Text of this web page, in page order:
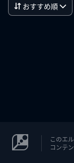
おすすめ順
このエ
コンテ